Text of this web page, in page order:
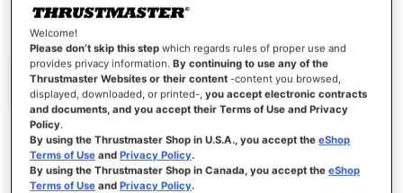
Mostrar palavra-passe
INICIAR SESSÃO
Esqueceu-se da Palavra-passe?
Welcome!
Please don’t skip this step which regards rules of proper use and
provides privacy information.By continuing to use any of the
Thrustmaster Websites or their content -content you browsed,
displayed, downloaded, or printed-,you accept electronic contracts
and documents, and you accept their Terms of Use and Privacy
Policy.
By using the Thrustmaster Shop in U.S.A., you accept theeShop
Terms of Use andPrivacy Policy.
By using the Thrustmaster Shop in Canada, you accept theeShop
Terms of Use andPrivacy Policy.